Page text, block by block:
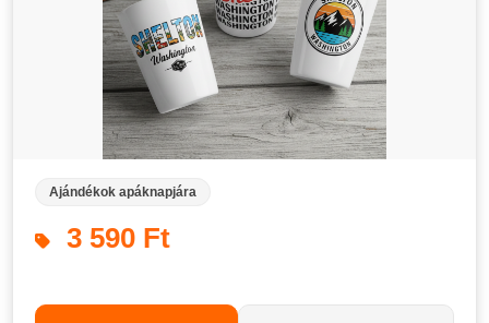
Ajándékok apáknapjára
3 590 Ft